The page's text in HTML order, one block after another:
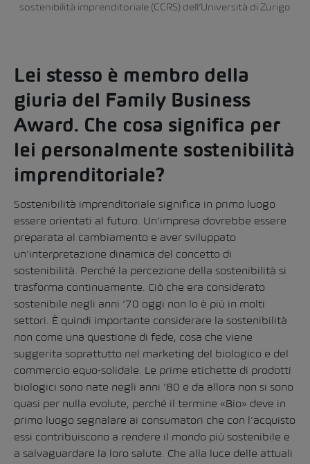
sostenibilità imprenditoriale (CCRS) dell’Università di Zurigo
Lei stesso è membro della
giuria del Family Business
Award. Che cosa significa per
lei personalmente sostenibilità
imprenditoriale?
Sostenibilità imprenditoriale significa in primo luogo
essere orientati al futuro. Un’impresa dovrebbe essere
preparata al cambiamento e aver sviluppato
un’interpretazione dinamica del concetto di
sostenibilità. Perché la percezione della sostenibilità si
trasforma continuamente. Ciò che era considerato
sostenibile negli anni ’70 oggi non lo è più in molti
settori. È quindi importante considerare la sostenibilità
non come una questione di fede, cosa che viene
suggerita soprattutto nel marketing del biologico e del
commercio equo-solidale. Le prime etichette di prodotti
biologici sono nate negli anni ’80 e da allora non si sono
quasi per nulla evolute, perché il termine «Bio» deve in
primo luogo segnalare ai consumatori che con l’acquisto
essi contribuiscono a rendere il mondo più sostenibile e
a salvaguardare la loro salute. Che alla luce delle attuali